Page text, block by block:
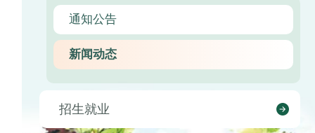
通知公告
新闻动态
招生就业